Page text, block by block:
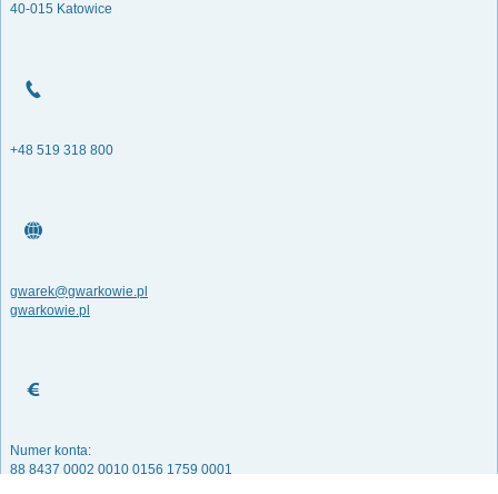
40-015 Katowice
+48 519 318 800
gwarek@gwarkowie.pl
gwarkowie.pl
Numer konta:
88 8437 0002 0010 0156 1759 0001